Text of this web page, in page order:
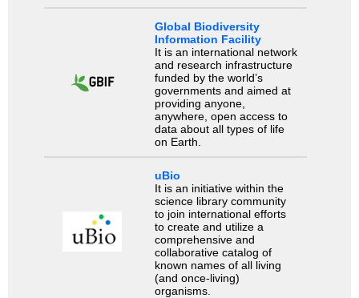
Global Biodiversity
Information Facility
It is an international network
and research infrastructure
funded by the world’s
governments and aimed at
providing anyone,
anywhere, open access to
data about all types of life
on Earth.
uBio
It is an initiative within the
science library community
to join international efforts
to create and utilize a
comprehensive and
collaborative catalog of
known names of all living
(and once-living)
organisms.